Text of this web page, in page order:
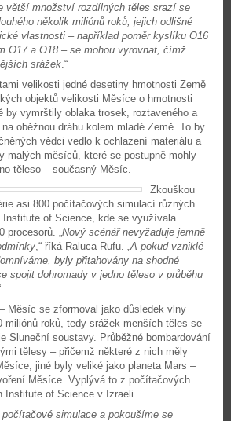
větší množství rozdílných těles srazí se
několik miliónů roků, jejich odlišné
vlastnosti – například poměr kyslíku O16
O17 a O18 – se mohou vyrovnat, čímž
srážek.“
velikosti jedné desetiny hmotnosti Země
objektů velikosti Měsíce o hmotnosti
by vymrštily oblaka trosek, roztaveného a
oběžnou dráhu kolem mladé Země. To by
vědci vedlo k ochlazení materiálu a
malých měsíců, které se postupně mohly
těleso – současný Měsíc.
Zkouškou
asi 800 počítačových simulací různých
Institute of Science, kde se využívala
procesorů. „Nový scénář nevyžaduje jemně
,“ říká Raluca Rufu. „A pokud vzniklé
byly přitahovány na shodné
spojit dohromady v jedno těleso v průběhu
Měsíc se zformoval jako důsledek vlny
miliónů roků, tedy srážek menších těles se
Sluneční soustavy. Průběžné bombardování
tělesy – přičemž některé z nich měly
jiné byly veliké jako planeta Mars –
Měsíce. Vyplývá to z počítačových
Institute of Science v Izraeli.
simulace a pokoušíme se